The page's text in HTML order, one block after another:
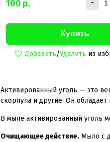
100 р. -
Добавить/Удалить из
Активированный уголь — это
скорлупа и другие. Он
В мыле активированный уголь
Очищающее действие. Мыло с